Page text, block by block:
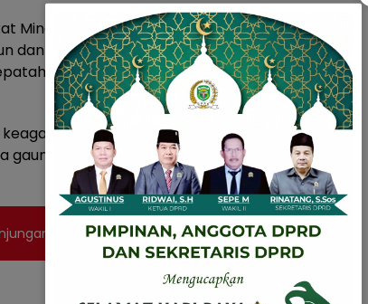
Minang yang ada di Kabupaten Pringsewu bisa
dan tidak ada perpecahan yang terjadi, dan
Adat bersandi Syar’a dan Syar’a bersandi
akan kita aktifkan kembali serta
di Kabupaten Pringsewu,” tutup Yalfa
Tubaba di Acara Lampung Fair